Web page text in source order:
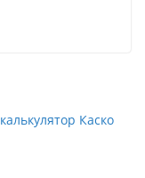
калькулятор Каско